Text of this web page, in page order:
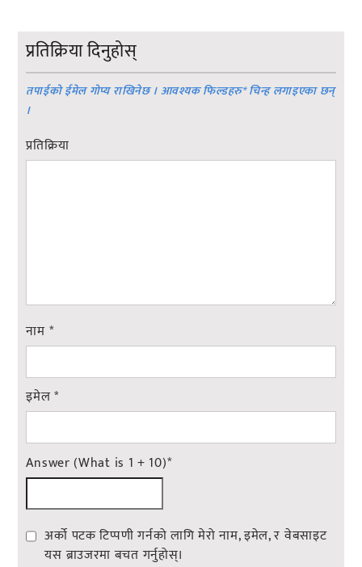
प्रतिक्रिया दिनुहोस्
तपाईको ईमेल गोप्य राखिनेछ । आवश्यक फिल्डहरु*चिन्ह लगाइएका छन्
।
प्रतिक्रिया
नाम *
इमेल*
Answer (What is 1 + 10)*
अर्को पटक टिप्पणी गर्नको लागि मेरो नाम, इमेल, र वेबसाइट
यस ब्राउजरमा बचत गर्नुहोस्।